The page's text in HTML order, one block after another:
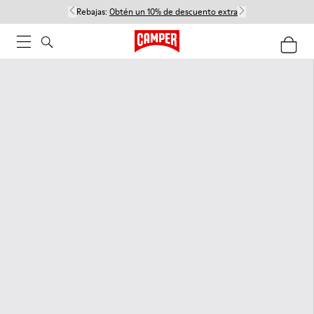
Rebajas: Obtén un 10% de descuento extra